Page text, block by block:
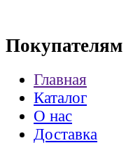
Покупателям
Главная
Каталог
О нас
Доставка